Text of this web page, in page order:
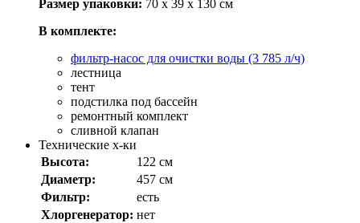
Размер упаковки: 70 х 39 х 130 см
В комплекте:
фильтр-насос для очистки воды (3 785 л/ч)
лестница
тент
подстилка под бассейн
ремонтный комплект
сливной клапан
Технические х-ки
Высота:
122 см
Диаметр:
457 см
Фильтр:
есть
Хлоргенератор: нет